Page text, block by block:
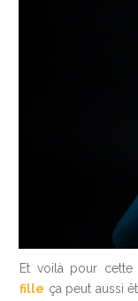
Et voilà pour
fille ça peut aussi